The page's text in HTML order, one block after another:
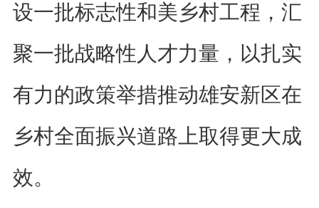
设一批标志性和美乡村工程 ，汇
聚一批战略性人才力量 ， 以扎实
有力的政策举措推动雄安新区在
乡村全面振兴道路上取得更大成
效。